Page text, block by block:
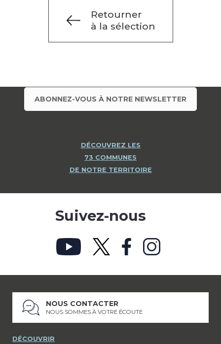
Retourner
à la sélection
ABONNEZ-VOUS À NOTRE NEWSLETTER
DÉCOUVREZ LES
73 COMMUNES
DE NOTRE TERRITOIRE
Suivez-nous
NOUS CONTACTER
NOUS SOMMES À VOTRE ÉCOUTE
DÉCOUVRIR